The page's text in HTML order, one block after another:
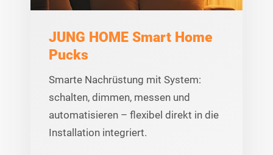
JUNG HOME Smart Home
Pucks
Smarte Nachrüstung mit System:
schalten, dimmen, messen und
automatisieren – flexibel direkt in die
Installation integriert.